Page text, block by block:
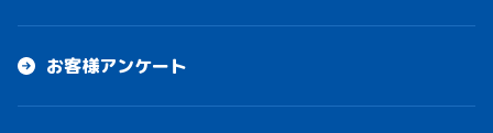
お客様アンケート